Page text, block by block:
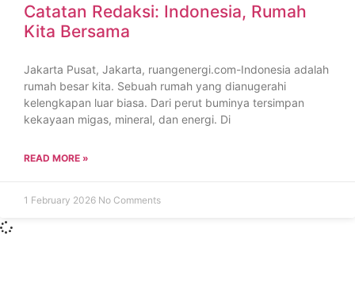
Catatan Redaksi: Indonesia, Rumah
Kita Bersama
Jakarta Pusat, Jakarta, ruangenergi.com-Indonesia adalah
rumah besar kita. Sebuah rumah yang dianugerahi
kelengkapan luar biasa. Dari perut buminya tersimpan
kekayaan migas, mineral, dan energi. Di
READ MORE »
1 February 2026 No Comments